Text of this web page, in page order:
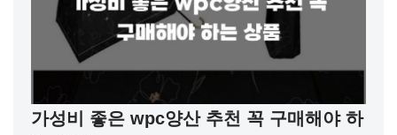
가성비 좋은 wpc양산 추천 꼭 구매해야 하